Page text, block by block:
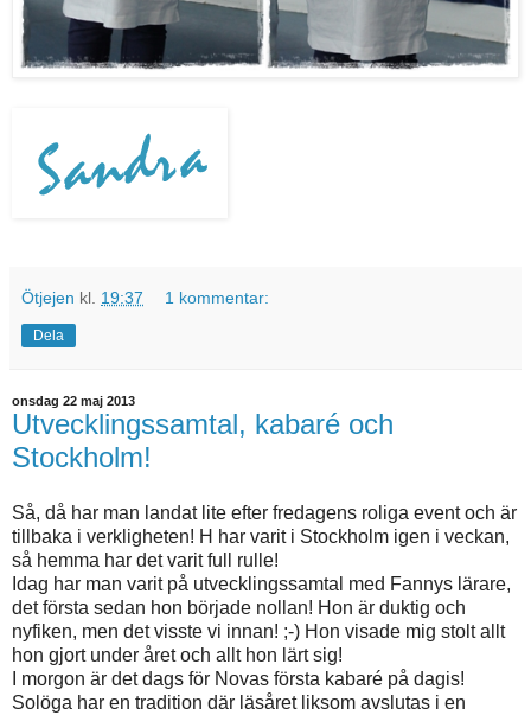
Ötjejen kl. 19:37 1 kommentar:
Dela
onsdag 22 maj 2013
Utvecklingssamtal, kabaré och
Stockholm!
Så, då har man landat lite efter fredagens roliga event och är
tillbaka i verkligheten! H har varit i Stockholm igen i veckan,
så hemma har det varit full rulle!
Idag har man varit på utvecklingssamtal med Fannys lärare,
det första sedan hon började nollan! Hon är duktig och
nyfiken, men det visste vi innan! ;-) Hon visade mig stolt allt
hon gjort under året och allt hon lärt sig!
I morgon är det dags för Novas första kabaré på dagis!
Solöga har en tradition där läsåret liksom avslutas i en